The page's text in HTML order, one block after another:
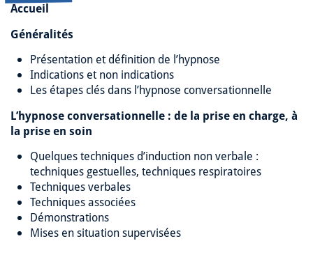
Accueil
Généralités
Présentation et définition de l’hypnose
Indications et non indications
Les étapes clés dans l’hypnose conversationnelle
L’hypnose conversationnelle : de la prise en charge, à
la prise en soin
Quelques techniques d’induction non verbale :
techniques gestuelles, techniques respiratoires
Techniques verbales
Techniques associées
Démonstrations
Mises en situation supervisées